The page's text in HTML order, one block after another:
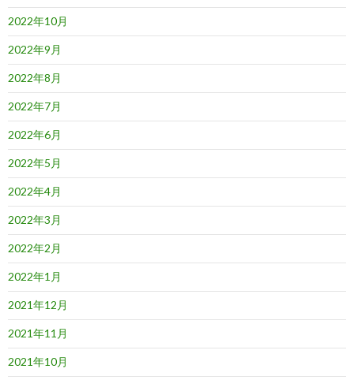
2022年10月
2022年9月
2022年8月
2022年7月
2022年6月
2022年5月
2022年4月
2022年3月
2022年2月
2022年1月
2021年12月
2021年11月
2021年10月